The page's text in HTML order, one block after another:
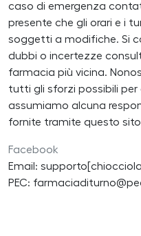
caso di emergenza
presente che gli orari e i
soggetti a modifiche. Si
dubbi o incertezze
farmacia più vicina.
tutti gli sforzi possibili
assumiamo alcuna
fornite tramite questo
Facebook
Email:
PEC: